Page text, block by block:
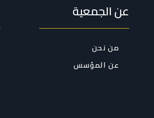
عن الجمعية
من نحن
عن المؤسس